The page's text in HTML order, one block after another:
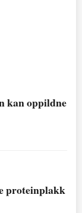
kan oppildne
proteinplakk